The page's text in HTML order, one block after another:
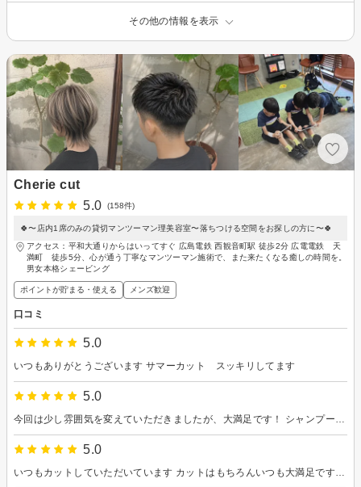
その他の情報を表示
Cherie cut
5.0
(158件)
🍀〜店内1席のみの貸切マンツーマン理美容室〜落ちつける空間をお探しの方に〜🍀
アクセス：平和大通りからはいってすぐ 広島電鉄 西観音町駅 徒歩2分 広電電鉄 天
満町 徒歩5分、心が通う丁寧なマンツーマン施術で、また来たくなる癒しの時間を。
男女本格シェービング
ポイントが貯まる・使える メンズ歓迎
口コミ
5.0
いつもありがとうございます サマーカット スッキリしてます
5.0
5.0
いつもカットしていただいています カットはもちろんいつも大満足です プラスして楽しく過ごさせていただいて、 気づいたらカットからドライヤーへ 楽しいお話いつもありがとうございます またお世話になります